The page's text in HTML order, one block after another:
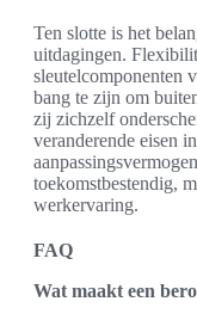
Ten slotte is het
uitdagingen.
sleutelcomponenten
bang te zijn om
zij zichzelf
veranderende eisen
toekomstbestendig,
werkervaring.
FAQ
Wat maakt een